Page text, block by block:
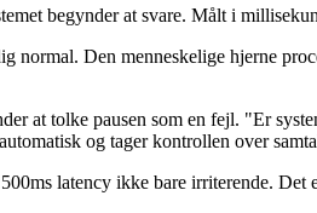
begynder at svare. Målt i
normal. Den menneskelige hjerne
at tolke pausen som en fejl. "Er
og tager kontrollen over
latency ikke bare irriterende. Det